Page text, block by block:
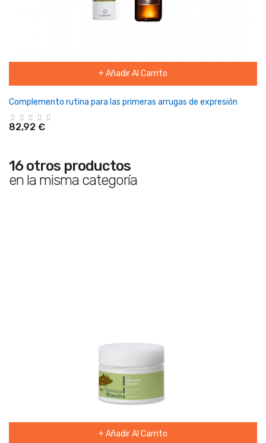
+ Añadir Al Carrito
Complemento rutina para las primeras arrugas de expresión
82,92 €
16 otros productos
en la misma categoría
+ Añadir Al Carrito